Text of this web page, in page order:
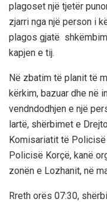
plagoset një tjetër
zjarri nga një person i
plagos gjatë
kapjen e tij.
Në zbatim të planit të
kërkim, bazuar dhe në
vendndodhjen e një
lartë, shërbimet e
Komisariatit të
Policisë Korçë, kanë
zonën e Lozhanit, në
Rreth orës 07:30,